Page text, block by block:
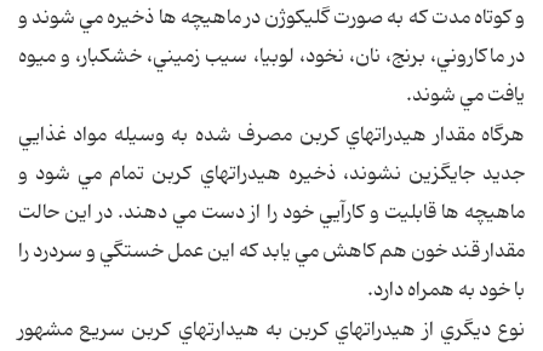
و کوتاه مدت که به صورت گليکوژن در ماهيچه ها ذخيره مي شوند و
در ماکاروني، برنج، نان، نخود، لوبيا، سيب زميني، خشکبار، و ميوه
يافت مي شوند.
هرگاه مقدار هيدراتهاي کربن مصرف شده به وسيله مواد غذايي
جديد جايگزين نشوند، ذخيره هيدراتهاي کربن تمام مي شود و
ماهيچه ها قابليت و کارآيي خود را از دست مي دهند. در اين حالت
مقدار قند خون هم کاهش مي يابد که اين عمل خستگي و سردرد را
با خود به همراه دارد.
نوع ديگري از هيدراتهاي کربن به هيدارتهاي کربن سريع مشهور